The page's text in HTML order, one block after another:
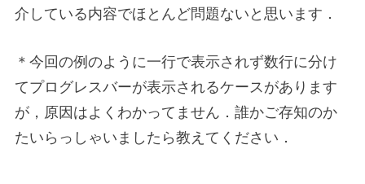
介している内容でほとんど問題ないと思います．
＊今回の例のように一行で表示されず数行に分け
てプログレスバーが表示されるケースがあります
が，原因はよくわかってません．誰かご存知のか
たいらっしゃいましたら教えてください．